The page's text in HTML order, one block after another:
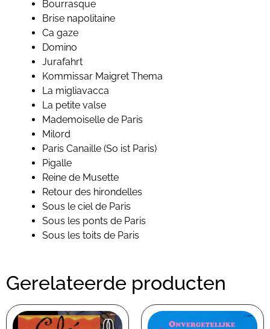
Bourrasque
Brise napolitaine
Ca gaze
Domino
Jurafahrt
Kommissar Maigret Thema
La migliavacca
La petite valse
Mademoiselle de Paris
Milord
Paris Canaille (So ist Paris)
Pigalle
Reine de Musette
Retour des hirondelles
Sous le ciel de Paris
Sous les ponts de Paris
Sous les toits de Paris
Gerelateerde producten